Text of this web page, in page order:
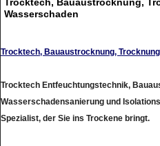
Trocktech, Bauaustrocknung,
Wasserschaden
Trocktech, Bauaustrocknung,
Trocktech Entfeuchtungstechnik,
Wasserschadensanierung und
Spezialist, der Sie ins Trockene bringt.